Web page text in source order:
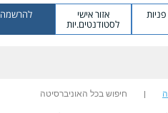
אזור אישי
לסטודנטים.יות
להרשמה
חיפוש בכל האוניברסיטה